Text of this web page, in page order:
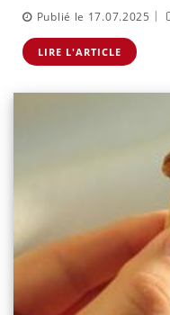
Publié le 17.07.2025 |
LIRE L'ARTICLE